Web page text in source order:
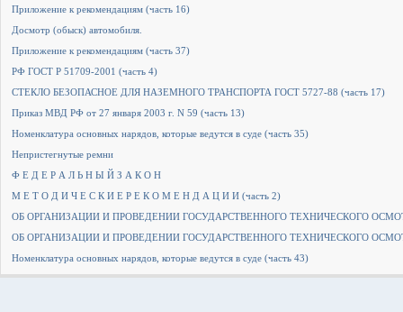
Приложение к рекомендациям (часть 16)
Досмотр (обыск) автомобиля.
Приложение к рекомендациям (часть 37)
РФ ГОСТ Р 51709-2001 (часть 4)
СТЕКЛО БЕЗОПАСНОЕ ДЛЯ НАЗЕМНОГО ТРАНСПОРТА ГОСТ 5727-88 (часть 17)
Приказ МВД РФ от 27 января 2003 г. N 59 (часть 13)
Номенклатура основных нарядов, которые ведутся в суде (часть 35)
Непристегнутые ремни
Ф Е Д Е Р А Л Ь Н Ы Й З А К О Н
М Е Т О Д И Ч Е С К И Е Р Е К О М Е Н Д А Ц И И (часть 2)
ОБ ОРГАНИЗАЦИИ И ПРОВЕДЕНИИ ГОСУДАРСТВЕННОГО ТЕХНИЧЕСКОГО
ОБ ОРГАНИЗАЦИИ И ПРОВЕДЕНИИ ГОСУДАРСТВЕННОГО ТЕХНИЧЕСКОГО
Номенклатура основных нарядов, которые ведутся в суде (часть 43)